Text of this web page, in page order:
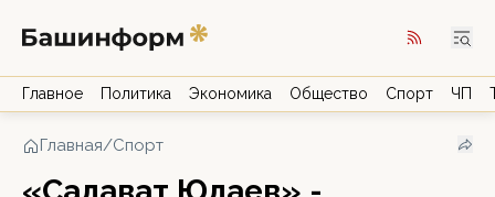
Главное Политика Экономика Общество Спорт ЧП
Главная/Спорт